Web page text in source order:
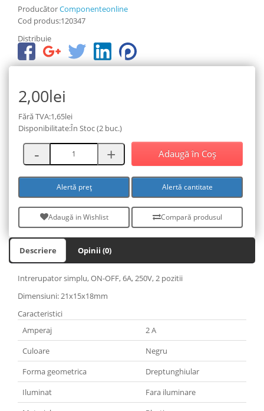
ProducătorComponenteonline
Cod produs:120347
Distribuie
2,00lei
Fără TVA:1,65lei
Disponibilitate:În Stoc (2 buc.)
Adaugă în Coş
Alertă preț Alertă cantitate
Adaugă in Wishlist Compară produsul
Descriere Opinii (0)
Intrerupator simplu, ON-OFF, 6A, 250V, 2 pozitii
Dimensiuni:21x15x18mm
Caracteristici
Amperaj
2 A
Culoare
Negru
Forma geometrica
Dreptunghiular
Iluminat
Fara iluminare